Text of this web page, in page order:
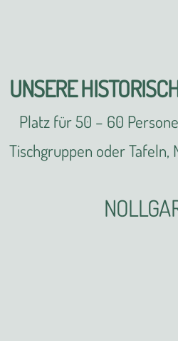
UNSERE
Platz für 50 – 60
Tischgruppen oder